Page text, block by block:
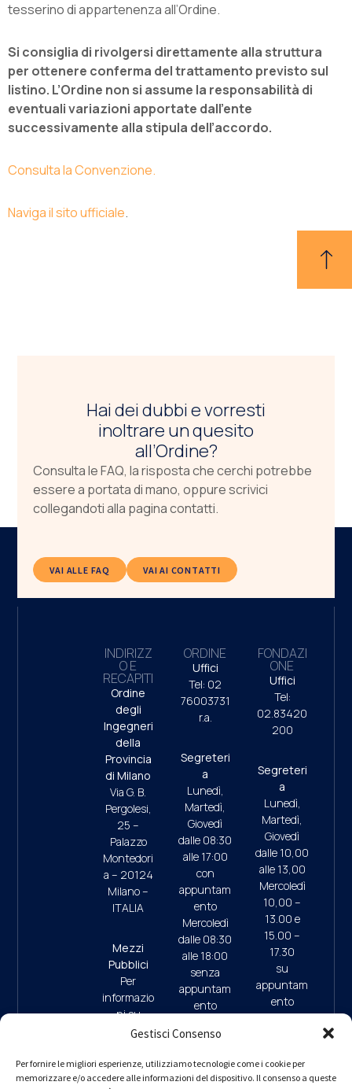
Gestisci Consenso
Per fornire le migliori esperienze, utilizziamo tecnologie come i cookie per
memorizzare e/o accedere alle informazioni del dispositivo. Il consenso a queste
tesserino di appartenenza all’Ordine.
Si consiglia di rivolgersi direttamente alla struttura
per ottenere conferma del trattamento previsto sul
listino. L’Ordine non si assume la responsabilità di
eventuali variazioni apportate dall’ente
successivamente alla stipula dell’accordo.
Consulta la Convenzione.
Naviga il sito ufficiale.
Hai dei dubbi e vorresti
inoltrare un quesito
all’Ordine?
Consulta le FAQ, la risposta che cerchi potrebbe
essere a portata di mano, oppure scrivici
collegandoti alla pagina contatti.
VAI ALLE FAQ VAI AI CONTATTI
INDIRIZZ
O E
RECAPITI
Ordine
degli
Ingegneri
della
Provincia
di Milano
Via G. B.
Pergolesi,
25 –
Palazzo
Montedori
a – 20124
Milano –
ITALIA
Mezzi
Pubblici
Per
informazio
ni su
mezzi
parcheggi
clicca qui
ORDINE
Uffici
Tel: 02
76003731
r.a.
Segreteri
a
Lunedì,
Martedì,
Giovedì
dalle 08:30
alle 17:00
con
appuntam
ento
Mercoledì
dalle 08:30
alle 18:00
senza
appuntam
ento
accesso
FONDAZI
ONE
Uffici
Tel:
02.83420
200
Segreteri
a
Lunedì,
Martedì,
Giovedì
dalle 10,00
alle 13,00
Mercoledì
10,00 –
13.00 e
15.00 –
17.30
su
appuntam
ento
09:30/13:
00 (da